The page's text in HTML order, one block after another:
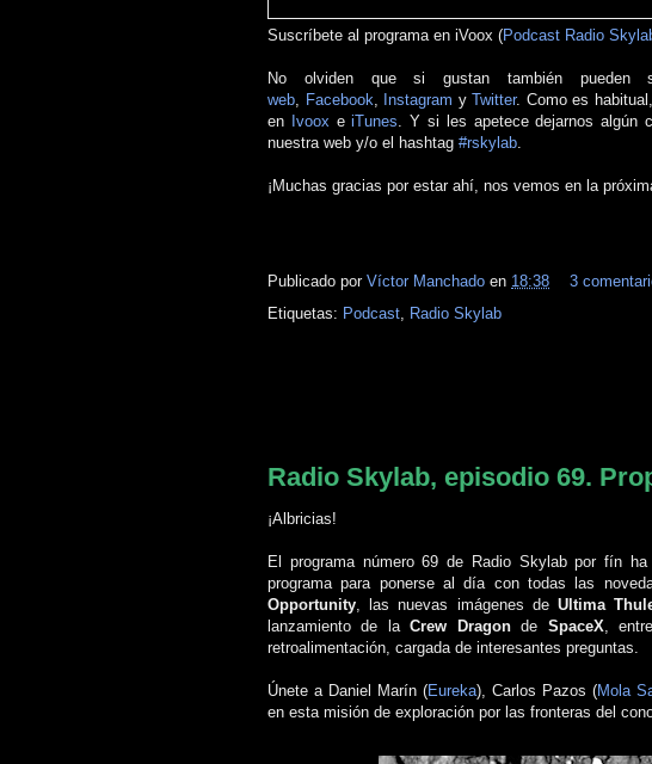
Suscríbete al programa en iVoox (Podcast Radio
No olviden que si gustan también pueden
web, Facebook, Instagram y Twitter. Como es
en
IvooxeiTunes. Y si les apetece dejarnos algún
nuestra web y/o el hashtag #rskylab.
¡Muchas gracias por estar ahí, nos vemos en la
Publicado por Víctor Manchado en 18:38
3
Etiquetas: Podcast, Radio Skylab
Radio Skylab, episodio 69.
¡Albricias!
El programa número 69 de Radio Skylab por fín
programa para ponerse al día con todas las
Opportunity, las nuevas imágenes deUltima
lanzamiento de laCrew Dragonde SpaceX,
retroalimentación, cargada de interesantes preguntas.
Únete a Daniel Marín (Eureka), Carlos Pazos (Mola
en esta misión de exploración por las fronteras del